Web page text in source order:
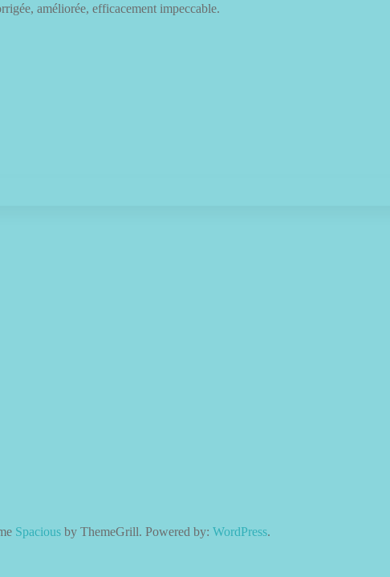
améliorée, efficacement impeccable.
Spacious by ThemeGrill. Powered by: WordPress.